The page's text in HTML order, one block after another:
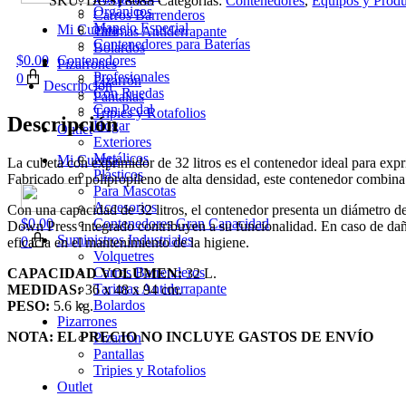
Mi Cuenta
$0.00
0
Carros Barrenderos
Tarimas Antiderrapante
Bolardos
Pizarrones
Pizarrón
Pantallas
Tripies y Rotafolios
Outlet
Mi Cuenta
$0.00
0
Orgánicos
Manejo Especial
Contenedores para Baterías
Contenedores
Profesionales
Con Ruedas
Con Pedal
Hogar
Exteriores
Metálicos
Plásticos
Para Mascotas
Accesorios
Contenedores Gran Capacidad
Suministros Industriales
Volquetres
Carros Barrenderos
Tarimas Antiderrapante
Bolardos
Pizarrones
Pizarrón
Pantallas
Tripies y Rotafolios
Outlet
Descripción
Descripción
La cubeta con exprimidor de 32 litros es el contenedor ideal para
Fabricado en polipropileno de alta densidad, este contenedor
Con una capacidad de 32 litros, el contenedor presenta un diámetro
Down Press integrado contribuyen a su funcionalidad. En caso de
eficacia en el mantenimiento de la higiene.
CAPACIDAD VOLUMEN:32 L.
MEDIDAS:36 x 48 x 94 cm.
PESO: 5.6 kg.
NOTA: EL PRECIO NO INCLUYE GASTOS DE ENVÍO